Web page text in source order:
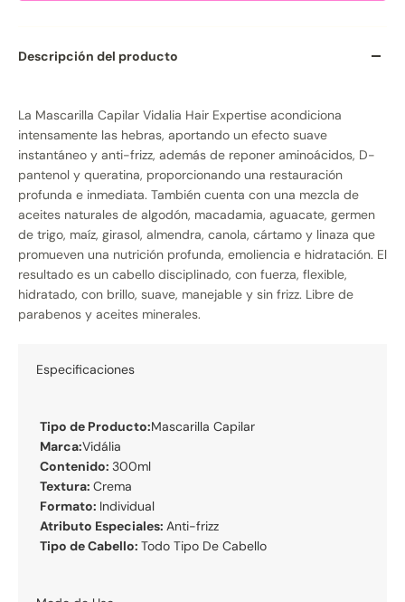
Descripción del producto
La Mascarilla Capilar Vidalia Hair Expertise acondiciona
intensamente las hebras, aportando un efecto suave
instantáneo y anti-frizz, además de reponer aminoácidos, D-
pantenol y queratina, proporcionando una restauración
profunda e inmediata. También cuenta con una mezcla de
aceites naturales de algodón, macadamia, aguacate, germen
de trigo, maíz, girasol, almendra, canola, cártamo y linaza que
promueven una nutrición profunda, emoliencia e hidratación. El
resultado es un cabello disciplinado, con fuerza, flexible,
hidratado, con brillo, suave, manejable y sin frizz. Libre de
parabenos y aceites minerales.
Especificaciones
Tipo de Producto:Mascarilla Capilar
Marca:Vidália
Contenido: 300ml
Textura: Crema
Formato: Individual
Atributo Especiales: Anti-frizz
Tipo de Cabello: Todo Tipo De Cabello